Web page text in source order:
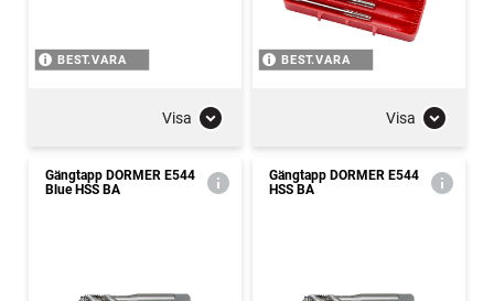
BEST.VARA
Visa
BEST.VARA
Visa
Gängtapp DORMER E544
Blue HSS BA
Gängtapp DORMER E544
HSS BA